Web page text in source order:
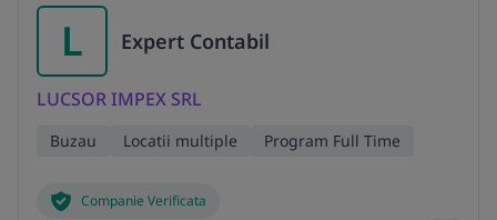
L Expert Contabil
LUCSOR IMPEX SRL
Buzau Locatii multiple Program Full Time
Companie Verificata